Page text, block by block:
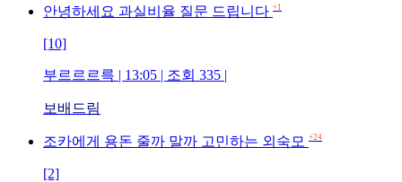
안녕하세요 과실비율 질문 드립니다 +1
[10]
부르르르륵 | 13:05 | 조회 335 |
보배드림
조카에게 용돈 줄까 말까 고민하는 외숙모 +24
[2]